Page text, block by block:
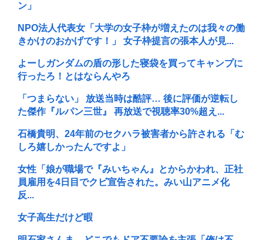
ン」
NPO法人代表女「大学の女子枠が増えたのは我々の働
きかけのおかげです！」 女子枠提言の張本人が見...
よーしガンダムの盾の形した寝袋を買ってキャンプに
行ったろ！とはならんやろ
「つまらない」 放送当時は酷評… 後に評価が逆転し
た傑作『ルパン三世』 再放送で視聴率30%超え...
石橋貴明、24年前のセクハラ被害者から許される「む
しろ嬉しかったんですよ」
女性「娘が職場で『みいちゃん』とからかわれ、正社
員雇用を4日目でクビ宣告された。みい山アニメ化
反...
女子高生だけど暇